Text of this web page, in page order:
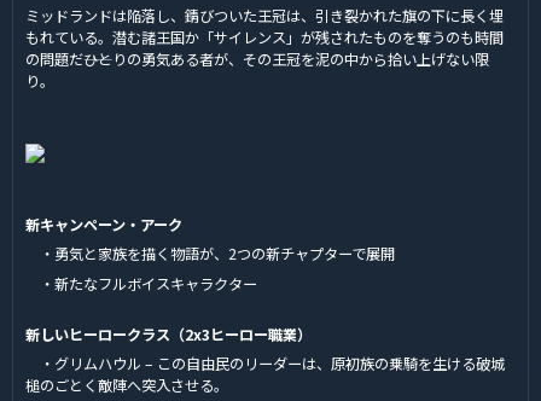
ミッドランドは陥落し、錆びついた王冠は、引き裂かれた旗の下に長く埋
もれている。潜む諸王国か「サイレンス」が残されたものを奪うのも時間
の問題だ――ひとりの勇気ある者が、その王冠を泥の中から拾い上げない限
り。
新キャンペーン・アーク
・勇気と家族を描く物語が、2つの新チャプターで展開
・新たなフルボイスキャラクター
新しいヒーロークラス（2x3ヒーロー職業）
・グリムハウル – この自由民のリーダーは、原初族の乗騎を生ける破城
槌のごとく敵陣へ突入させる。